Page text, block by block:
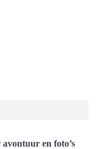
en foto’s